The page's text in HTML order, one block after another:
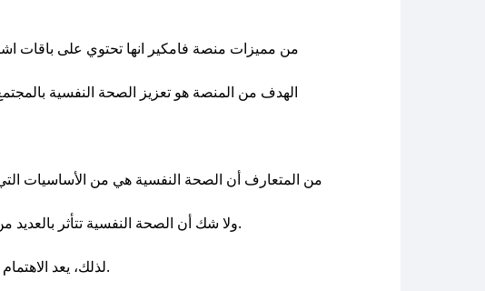
من مميزات منصة فامكير انها تحتوي على باقات
الهدف من المنصة هو تعزيز الصحة النفسية
من المتعارف أن الصحة النفسية هي من الأساسيات
ولا شك أن الصحة النفسية تتأثر بالعديد من العوامل وتشمل الصحة الجسدية، والعلاقات الاجتماعية، والإنتاجية المهنية، وجودة الحياة بشكل عام.
لذلك، يعد الاهتمام بالصحة النفسية جزء أساسي من الصحة العامة وأمر ضروري يهدف الى تحقيق حياة متوازنة وسعيدة.